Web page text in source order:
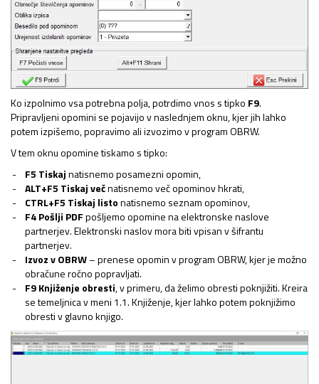
Ko izpolnimo vsa potrebna polja, potrdimo vnos s tipko F9.
Pripravljeni opomini se pojavijo v naslednjem oknu, kjer jih lahko
potem izpišemo, popravimo ali izvozimo v program OBRW.
V tem oknu opomine tiskamo s tipko:
F5 Tiskajnatisnemo posamezni opomin,
ALT+F5 Tiskaj večnatisnemo več opominov hkrati,
CTRL+F5 Tiskaj listonatisnemo seznam opominov,
F4 Pošlji PDFpošljemo opomine na elektronske naslove
partnerjev. Elektronski naslov mora biti vpisan v šifrantu
partnerjev.
Izvoz v OBRW– prenese opomin v program OBRW, kjer je možno
obračune ročno popravljati.
F9 Knjiženje obresti, v primeru, da želimo obresti poknjižiti. Kreira
se temeljnica v meni 1.1. Knjiženje, kjer lahko potem poknjižimo
obresti v glavno knjigo.